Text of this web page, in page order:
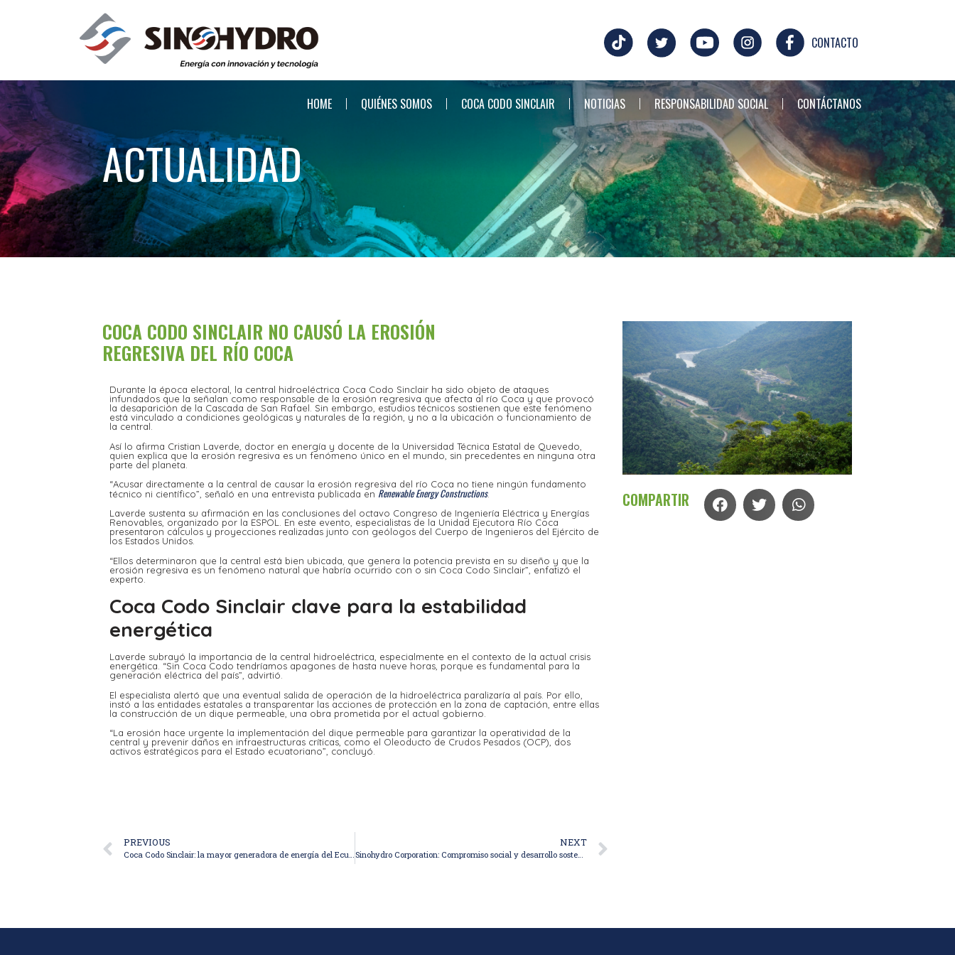
CONTACTO
HOME QUIÉNES SOMOS COCA CODO SINCLAIR NOTICIAS RESPONSABILIDAD SOCIAL CONTÁCTANOS
ACTUALIDAD
COCA CODO SINCLAIR NO CAUSÓ LA EROSIÓN
REGRESIVA DEL RÍO COCA
Durante la época electoral, la central hidroeléctrica Coca Codo Sinclair ha sido objeto de ataques
infundados que la señalan como responsable de la erosión regresiva que afecta al río Coca y que provocó
la desaparición de la Cascada de San Rafael. Sin embargo, estudios técnicos sostienen que este fenómeno
está vinculado a condiciones geológicas y naturales de la región, y no a la ubicación o funcionamiento de
la central.
Así lo afirma Cristian Laverde, doctor en energía y docente de la Universidad Técnica Estatal de Quevedo,
quien explica que la erosión regresiva es un fenómeno único en el mundo, sin precedentes en ninguna otra
parte del planeta.
“Acusar directamente a la central de causar la erosión regresiva del río Coca no tiene ningún fundamento
técnico ni científico”, señaló en una entrevista publicada en Renewable Energy Constructions.
Laverde sustenta su afirmación en las conclusiones del octavo Congreso de Ingeniería Eléctrica y Energías
Renovables, organizado por la ESPOL. En este evento, especialistas de la Unidad Ejecutora Río Coca
presentaron cálculos y proyecciones realizadas junto con geólogos del Cuerpo de Ingenieros del Ejército de
los Estados Unidos.
“Ellos determinaron que la central está bien ubicada, que genera la potencia prevista en su diseño y que la
erosión regresiva es un fenómeno natural que habría ocurrido con o sin Coca Codo Sinclair”, enfatizó el
experto.
Coca Codo Sinclair clave para la estabilidad
energética
Laverde subrayó la importancia de la central hidroeléctrica, especialmente en el contexto de la actual crisis
energética. “Sin Coca Codo tendríamos apagones de hasta nueve horas, porque es fundamental para la
generación eléctrica del país”, advirtió.
El especialista alertó que una eventual salida de operación de la hidroeléctrica paralizaría al país. Por ello,
instó a las entidades estatales a transparentar las acciones de protección en la zona de captación, entre ellas
la construcción de un dique permeable, una obra prometida por el actual gobierno.
“La erosión hace urgente la implementación del dique permeable para garantizar la operatividad de la
central y prevenir daños en infraestructuras críticas, como el Oleoducto de Crudos Pesados (OCP), dos
activos estratégicos para el Estado ecuatoriano”, concluyó.
PREVIOUS NEXT
COMPARTIR